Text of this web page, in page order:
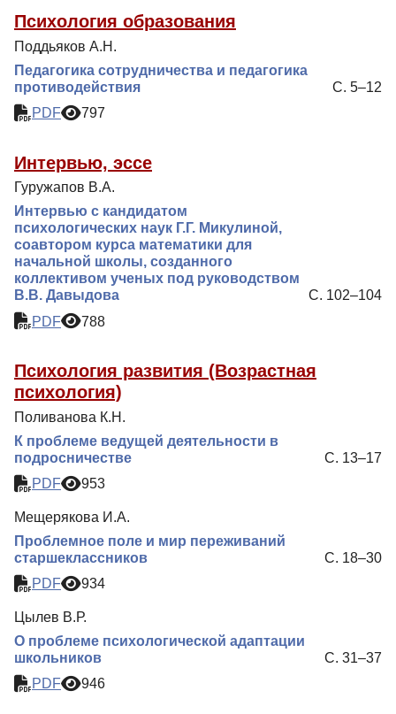
Психология образования
Поддьяков А.Н.
Педагогика сотрудничества и педагогика
противодействия
С. 5–12
PDF
797
Интервью, эссе
Гуружапов В.А.
Интервью с кандидатом
психологических наук Г.Г. Микулиной,
соавтором курса математики для
начальной школы, созданного
коллективом ученых под руководством
В.В. Давыдова
С. 102–104
PDF
788
Психология развития (Возрастная
психология)
Поливанова К.Н.
К проблеме ведущей деятельности в
подросничестве
С. 13–17
PDF
953
Мещерякова И.А.
Проблемное поле и мир переживаний
старшеклассников
С. 18–30
PDF
934
Цылев В.Р.
О проблеме психологической адаптации
школьников
С. 31–37
PDF
946